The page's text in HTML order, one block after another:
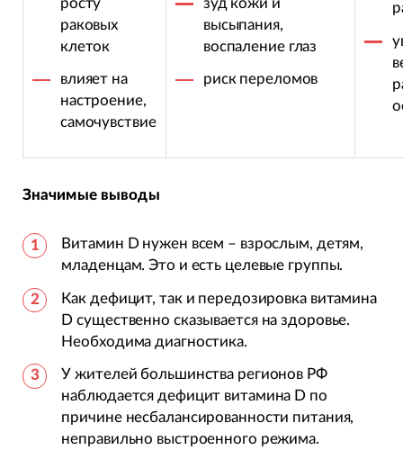
росту
раковых
клеток
влияет на
настроение,
самочувствие
зуд кожи и
высыпания,
воспаление глаз
риск переломов
Значимые выводы
Витамин D нужен всем – взрослым, детям,
младенцам. Это и есть целевые группы.
Как дефицит, так и передозировка витамина
D существенно сказывается на здоровье.
Необходима диагностика.
У жителей большинства регионов РФ
наблюдается дефицит витамина D по
причине несбалансированности питания,
неправильно выстроенного режима.